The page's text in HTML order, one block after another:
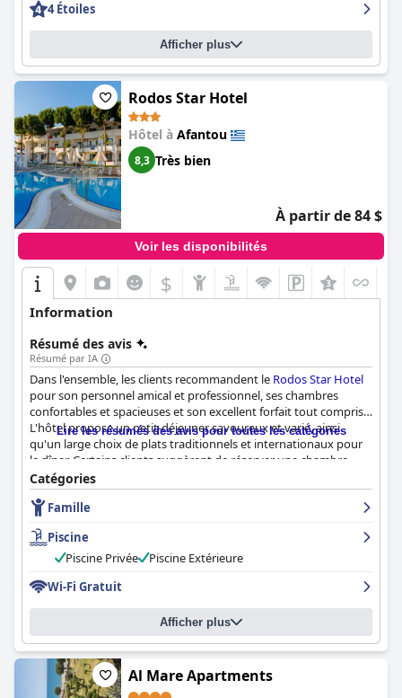
4 Étoiles
Afficher plus
Rodos Star Hotel
Hôtel à Afantou
8,3 Très bien
À partir de 84 $
Voir les disponibilités
$
Information
Résumé des avis
Résumé par IA
Dans l'ensemble, les clients recommandent le Rodos Star Hotel
pour son personnel amical et professionnel, ses chambres
confortables et spacieuses et son excellent forfait tout compris.
L'hôtel propose un petit-déjeuner savoureux et varié, ainsi
qu'un large choix de plats traditionnels et internationaux pour
le dîner. Certains clients suggèrent de réserver une chambre
avec piscine privée pour une expérience luxueuse.
L'emplacement de l'hôtel, entre la ville et la plage, reçoit des
commentaires mitigés, mais les clients apprécient la vue
fantastique sur la mer et la ville. La propreté et l'entretien de
l'hôtel sont très appréciés, avec une connexion Wi-Fi gratuite
disponible partout. Les familles apprécieront l'atmosphère
suggèrent de prévoir des repas à l'extérieur de l'hôtel. Bien que
la piscine extérieure reçoive des critiques mitigées, la majorité
des clients apprécient l'ambiance formidable et le petit bar,
beaucoup louant la variété et la qualité de la nourriture. Malgré
quelques commentaires négatifs, les clients ont généralement
eu des expériences positives auRodos Star Hotel
Lire les résumés des avis pour toutes les catégories
Catégories
Famille
Piscine
Piscine Privée
Piscine Extérieure
Wi-Fi Gratuit
Afficher plus
Al Mare Apartments